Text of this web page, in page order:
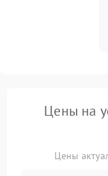
Цены на
Цены